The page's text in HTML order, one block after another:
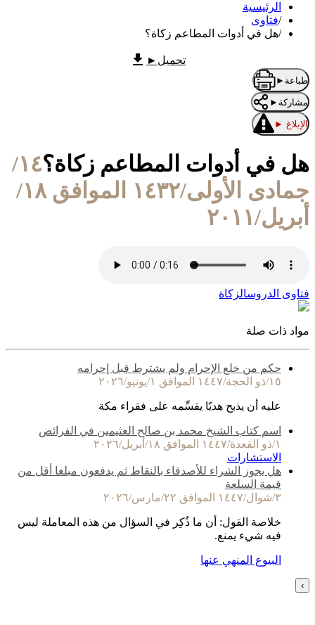
الرئيسية
/فتاوى
/هل في أدوات المطاعم زكاة؟
تحميل ►
طباعة ►
مشاركة ►
الإبلاغ ►
هل في أدوات المطاعم زكاة؟
١٤/
جمادى الأولى/١٤٣٢ الموافق ١٨/
أبريل/٢٠١١
فتاوى الدروسالزكاة
مواد ذات صلة
حكم من خلع الإحرام ولم يشترط قبل إحرامه
١٥/ذو الحجة/١٤٤٧ الموافق ١/يونيو/٢٠٢٦
عليه أن يذبح هديًا يقسِّمه على فقراء مكة
اسم كتاب الشيخ محمد بن صالح العثيمين في الفرائض
١/ذو القعدة/١٤٤٧ الموافق ١٨/أبريل/٢٠٢٦
الاستشارات
هل يجوز الشراء للأصدقاء بالنقاط ثم يدفعون مبلغا أقل من
قيمة السلعة
٣/شوال/١٤٤٧ الموافق ٢٢/مارس/٢٠٢٦
خلاصة القول: أن ما ذُكِر في السؤال من هذه المعاملة ليس
فيه شيء يمنع.
البيوع المنهي عنها
›